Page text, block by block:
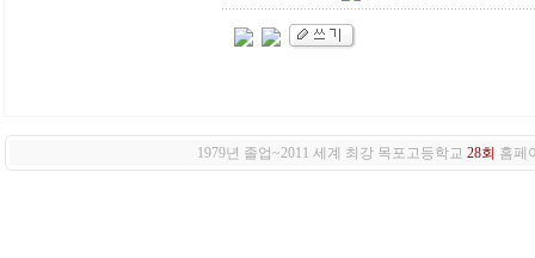
1979년 졸업~2011 세계 최강 목포고등학교 28회 홈페